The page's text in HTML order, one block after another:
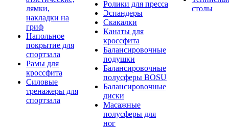
лямки,
накладки на
гриф
Напольное
покрытие для
спортзала
Рамы для
кроссфита
Силовые
тренажеры для
спортзала
Ролики для пресса
Эспандеры
Скакалки
Канаты для
кроссфита
Балансировочные
подушки
Балансировочные
полусферы BOSU
Балансировочные
диски
Масажные
полусферы для
ног
столы